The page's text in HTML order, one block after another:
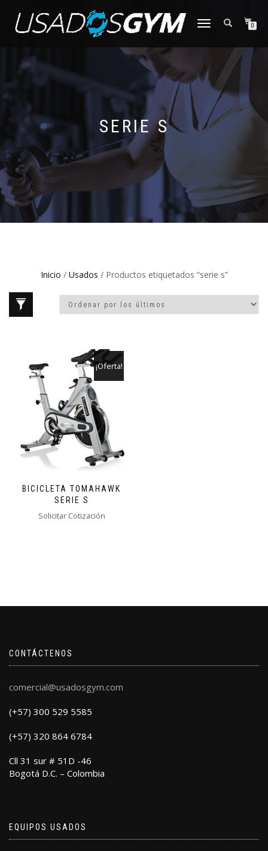
CAMBIAR
0
SERIE S
Inicio / Usados / Productos etiquetados “serie s”
BICICLETA TOMAHAWK
SERIE S
¡Oferta!
Solicitar Cotización
CONTÁCTENOS
comercial@usadosgym.com
(+57) 300 529 5585
(+57) 320 864 6784
Cll 31 sur # 51D -46
Bogotá D.C. – Colombia
EQUIPOS USADOS